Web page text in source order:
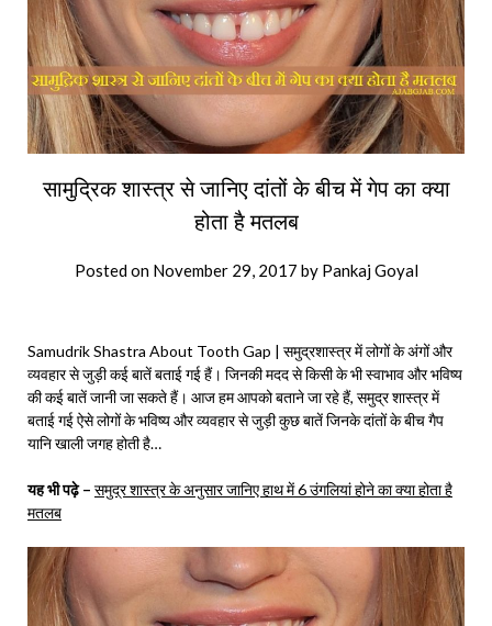
सामुद्रिक शास्त्र से जानिए दांतों के बीच में गेप का क्या
होता है मतलब
Posted on November 29, 2017 by Pankaj Goyal
Samudrik Shastra About Tooth Gap | समुद्रशास्त्र में लोगों के अंगों और
व्यवहार से जुड़ी कई बातें बताई गई हैं। जिनकी मदद से किसी के भी स्वाभाव और भविष्य
की कई बातें जानी जा सकते हैं। आज हम आपको बताने जा रहे हैं, समुद्र शास्त्र में
बताई गई ऐसे लोगों के भविष्य और व्यवहार से जुड़ी कुछ बातें जिनके दांतों के बीच गैप
यानि खाली जगह होती है…
यह भी पढ़े – समुद्र शास्त्र के अनुसार जानिए हाथ में 6 उंगलियां होने का क्या होता है
मतलब